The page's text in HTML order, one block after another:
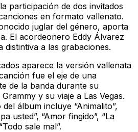
participación de dos invitados
en formato vallenato.
juglar del género, aporta
El acordeonero Eddy Álvarez
distintiva a las grabaciones.
aparece la versión vallenata
fue el eje de una
de la banda durante su
y su viaje a Las Vegas.
álbum incluye “Animalito”,
usted”, “Amor fingido”, “La
sale mal”.